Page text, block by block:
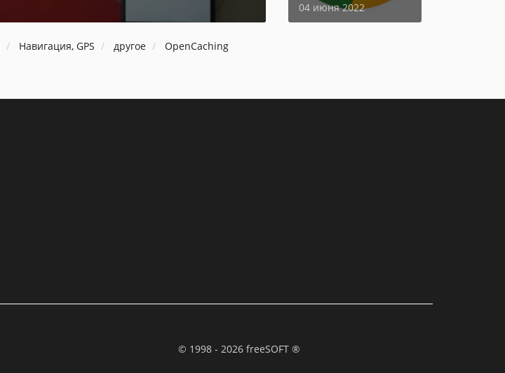
04 июня 2022
Навигация, GPS другое OpenCaching
© 1998 - 2026 freeSOFT ®